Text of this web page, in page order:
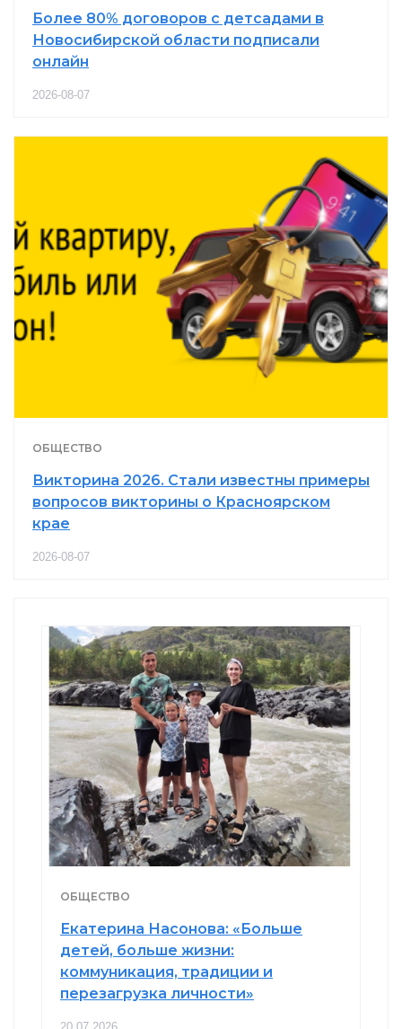
Более 80% договоров с детсадами в
Новосибирской области подписали
онлайн
2026-08-07
ОБЩЕСТВО
Викторина 2026. Стали известны примеры
вопросов викторины о Красноярском
крае
2026-08-07
ОБЩЕСТВО
Екатерина Насонова: «Больше
детей, больше жизни:
коммуникация, традиции и
перезагрузка личности»